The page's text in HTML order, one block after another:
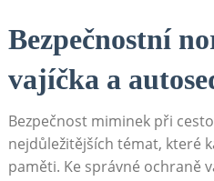
Bezpečnostní
vajíčka a
Bezpečnost miminek při
nejdůležitějších témat, které
paměti. Ke správné ochraně